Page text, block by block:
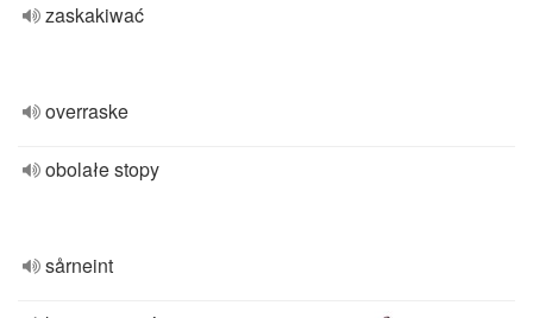
zaskakiwać
overraske
obolałe stopy
sårneint